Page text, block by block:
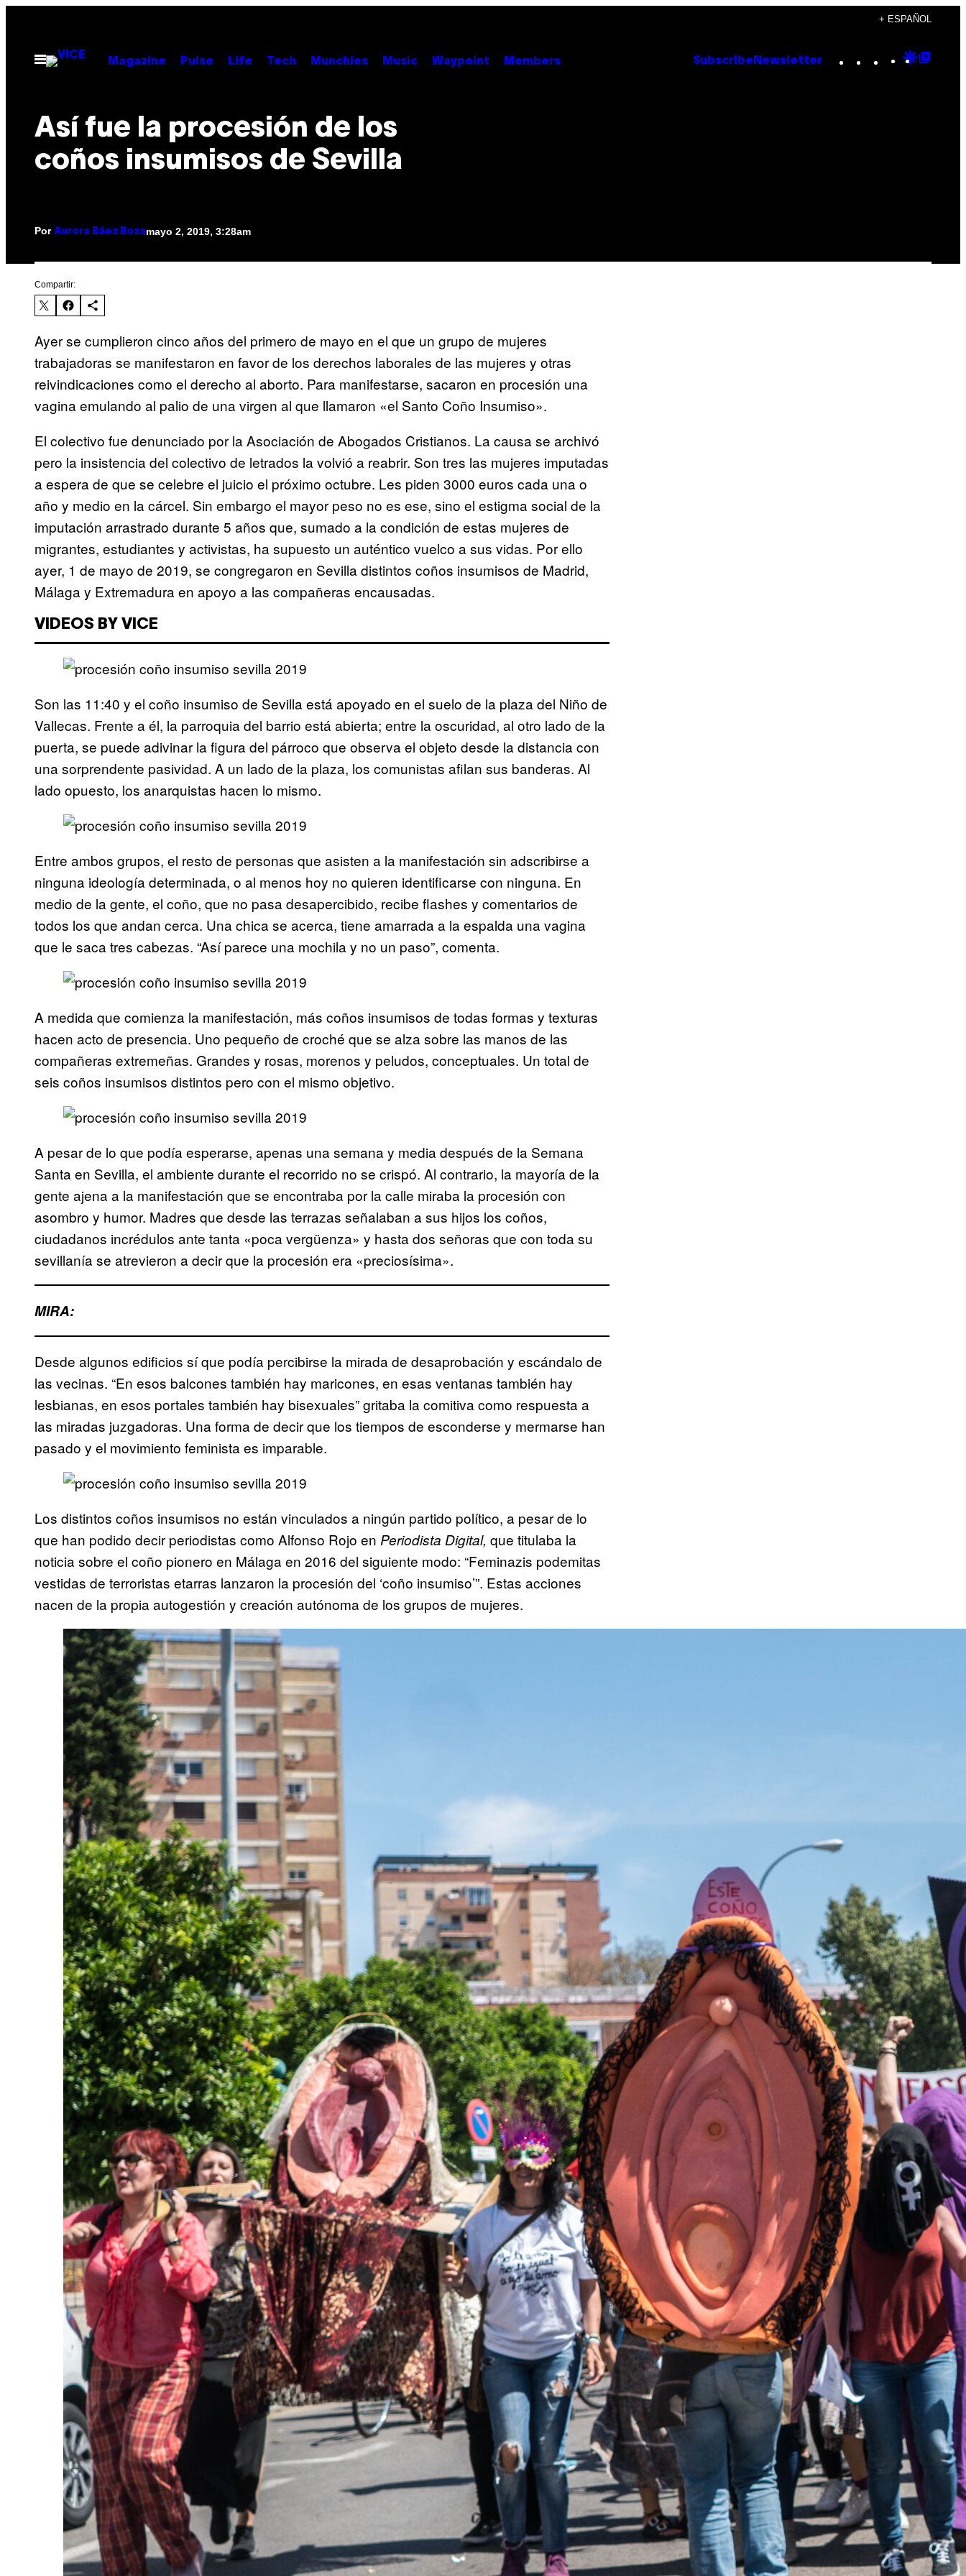
contenido
+ ESPAÑOL
Abrir
Menú
Magazine Pulse Life Tech Munchies Music Waypoint Members Subscribe Newsletter Instagram
TikTok
YouTube
Google
Así fue la procesión de los
coños insumisos de Sevilla
Por Aurora Báez Bozamayo 2, 2019, 3:28am
Compartir:
Ayer se cumplieron cinco años del primero de mayo en el que un grupo de mujeres
trabajadoras se manifestaron en favor de los derechos laborales de las mujeres y otras
reivindicaciones como el derecho al aborto. Para manifestarse, sacaron en procesión una
vagina emulando al palio de una virgen al que llamaron «el Santo Coño Insumiso».
El colectivo fue denunciado por la Asociación de Abogados Cristianos. La causa se archivó
pero la insistencia del colectivo de letrados la volvió a reabrir. Son tres las mujeres imputadas
a espera de que se celebre el juicio el próximo octubre. Les piden 3000 euros cada una o
año y medio en la cárcel. Sin embargo el mayor peso no es ese, sino el estigma social de la
imputación arrastrado durante 5 años que, sumado a la condición de estas mujeres de
migrantes, estudiantes y activistas, ha supuesto un auténtico vuelco a sus vidas. Por ello
ayer, 1 de mayo de 2019, se congregaron en Sevilla distintos coños insumisos de Madrid,
Málaga y Extremadura en apoyo a las compañeras encausadas.
VIDEOS BY VICE
Son las 11:40 y el coño insumiso de Sevilla está apoyado en el suelo de la plaza del Niño de
Vallecas. Frente a él, la parroquia del barrio está abierta; entre la oscuridad, al otro lado de la
puerta, se puede adivinar la figura del párroco que observa el objeto desde la distancia con
una sorprendente pasividad. A un lado de la plaza, los comunistas afilan sus banderas. Al
lado opuesto, los anarquistas hacen lo mismo.
Entre ambos grupos, el resto de personas que asisten a la manifestación sin adscribirse a
ninguna ideología determinada, o al menos hoy no quieren identificarse con ninguna. En
medio de la gente, el coño, que no pasa desapercibido, recibe flashes y comentarios de
todos los que andan cerca. Una chica se acerca, tiene amarrada a la espalda una vagina
que le saca tres cabezas. “Así parece una mochila y no un paso”, comenta.
A medida que comienza la manifestación, más coños insumisos de todas formas y texturas
hacen acto de presencia. Uno pequeño de croché que se alza sobre las manos de las
compañeras extremeñas. Grandes y rosas, morenos y peludos, conceptuales. Un total de
seis coños insumisos distintos pero con el mismo objetivo.
A pesar de lo que podía esperarse, apenas una semana y media después de la Semana
Santa en Sevilla, el ambiente durante el recorrido no se crispó. Al contrario, la mayoría de la
gente ajena a la manifestación que se encontraba por la calle miraba la procesión con
asombro y humor. Madres que desde las terrazas señalaban a sus hijos los coños,
ciudadanos incrédulos ante tanta «poca vergüenza» y hasta dos señoras que con toda su
sevillanía se atrevieron a decir que la procesión era «preciosísima».
MIRA:
Desde algunos edificios sí que podía percibirse la mirada de desaprobación y escándalo de
las vecinas. “En esos balcones también hay maricones, en esas ventanas también hay
lesbianas, en esos portales también hay bisexuales” gritaba la comitiva como respuesta a
las miradas juzgadoras. Una forma de decir que los tiempos de esconderse y mermarse han
pasado y el movimiento feminista es imparable.
Los distintos coños insumisos no están vinculados a ningún partido político, a pesar de lo
que han podido decir periodistas como Alfonso Rojo en Periodista Digital, que titulaba la
noticia sobre el coño pionero en Málaga en 2016 del siguiente modo: “Feminazis podemitas
vestidas de terroristas etarras lanzaron la procesión del ‘coño insumiso’”. Estas acciones
nacen de la propia autogestión y creación autónoma de los grupos de mujeres.